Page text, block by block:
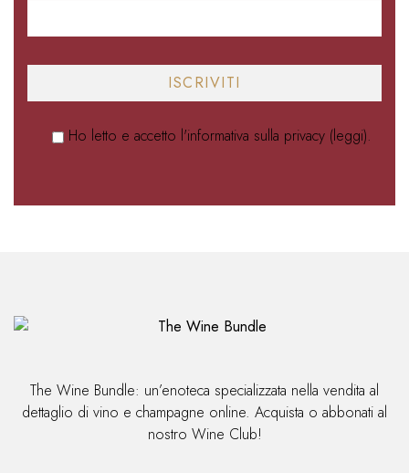
Ho letto e accetto l'informativa sulla privacy (leggi).
The Wine Bundle: un’enoteca specializzata nella vendita al
dettaglio di vino e champagne online. Acquista o abbonati al
nostro Wine Club!